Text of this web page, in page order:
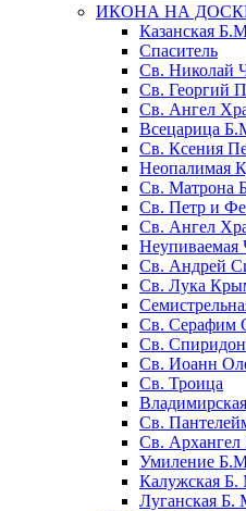
ИКОНА НА
Казанская
Спаситель
Св. Николай
Св. Георгий
Св. Ангел
Всецарица
Св. Ксения
Неопалимая
Св. Матрона
Св. Петр и
Св. Ангел
Св. Андрей
Св. Лука
Св. Серафим
Св.
Св. Иоанн
Св. Троица
Св.
Св.
Умиление
Калужская Б.
Луганская Б.